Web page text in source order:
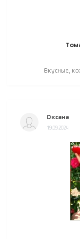
Вкусные,
Оксана
19.09.2024